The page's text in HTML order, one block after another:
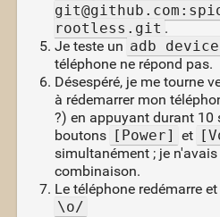
rootless.git .
Je teste un adb
téléphone ne répond pas.
Désespéré, je me tourne
à rédemarrer mon
?) en appuyant durant 10
boutons
[Power] et
simultanément ; je
combinaison.
Le téléphone redémarre
\o/